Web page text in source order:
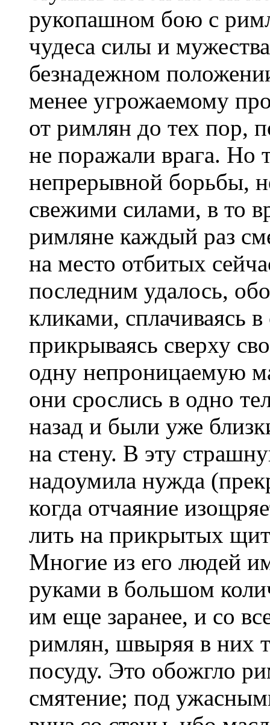
рукопашном бою с
чудеса силы и
безнадежном
менее угрожаемому
от римлян до тех пор,
не поражали врага. Но
непре­рывной борьбы,
свежими силами, в то
римляне каждый раз
на место отбитых
последним удалось,
кликами, сплачиваясь
прикрываясь сверху
одну непроницаемую
они срослись в одно
назад и были уже
на стену. В эту
надоумила нужда
когда отчаяние
лить на прикрытых
Многие из его людей
руками в большом
им еще заранее, и со
римлян, швыряя в них
посуду. Это обожгло
смятение; под